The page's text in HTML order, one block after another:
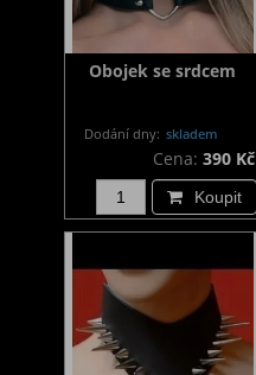
Obojek se srdcem
Dodání dny: skladem
Cena: 390 Kč
Koupit